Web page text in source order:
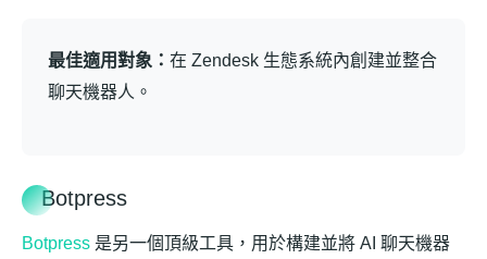
最佳適用對象： 在 Zendesk 生態系統內創建並整合
聊天機器人。
Botpress
Botpress 是另一個頂級工具，用於構建並將 AI 聊天機器